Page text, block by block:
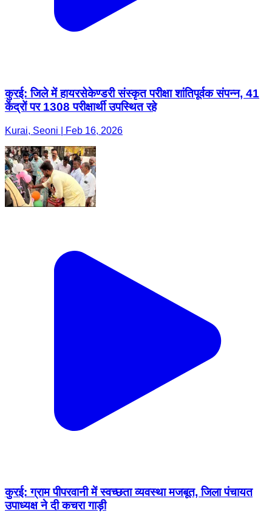
कुरई: जिले में हायरसेकेण्डरी संस्कृत परीक्षा शांतिपूर्वक संपन्न, 41
केंद्रों पर 1308 परीक्षार्थी उपस्थित रहे
Kurai, Seoni | Feb 16, 2026
कुरई: ग्राम पीपरवानी में स्वच्छता व्यवस्था मजबूत, जिला पंचायत
उपाध्यक्ष ने दी कचरा गाड़ी